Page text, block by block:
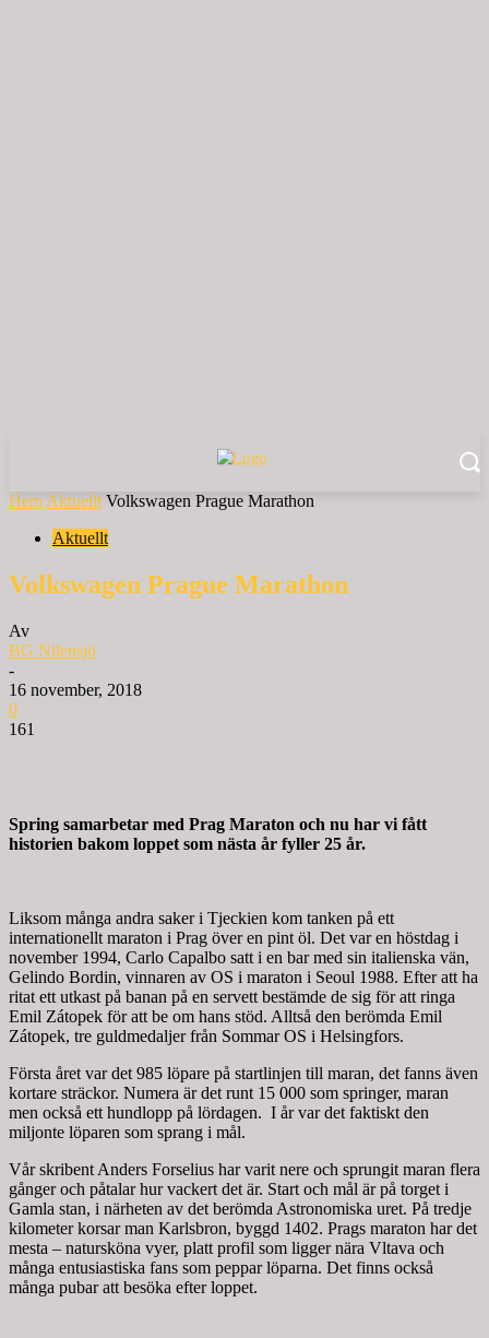
Hem Aktuellt Volkswagen Prague Marathon
Aktuellt
Volkswagen Prague Marathon
Av
BG Nilensjö
-
16 november, 2018
0
161
Spring samarbetar med Prag Maraton och nu har vi fått
historien bakom loppet som nästa år fyller 25 år.
Liksom många andra saker i Tjeckien kom tanken på ett
internationellt maraton i Prag över en pint öl. Det var en höstdag i
november 1994, Carlo Capalbo satt i en bar med sin italienska vän,
Gelindo Bordin, vinnaren av OS i maraton i Seoul 1988. Efter att ha
ritat ett utkast på banan på en servett bestämde de sig för att ringa
Emil Zátopek för att be om hans stöd. Alltså den berömda Emil
Zátopek, tre guldmedaljer från Sommar OS i Helsingfors.
Första året var det 985 löpare på startlinjen till maran, det fanns även
kortare sträckor. Numera är det runt 15 000 som springer, maran
men också ett hundlopp på lördagen. I år var det faktiskt den
miljonte löparen som sprang i mål.
Vår skribent Anders Forselius har varit nere och sprungit maran flera
gånger och påtalar hur vackert det är. Start och mål är på torget i
Gamla stan, i närheten av det berömda Astronomiska uret. På tredje
kilometer korsar man Karlsbron, byggd 1402. Prags maraton har det
mesta – natursköna vyer, platt profil som ligger nära Vltava och
många entusiastiska fans som peppar löparna. Det finns också
många pubar att besöka efter loppet.